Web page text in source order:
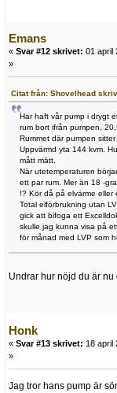
Emans
« Svar #12 skrivet: 01 april
»
Citat från: Shovelhead
Har haft vår pump i drygt
rum bort ifrån pumpen,
Rummet där pumpen
Uppvärmd yta 144 kvm.
mått mätt.
När utetemperaturen
ett par rum. Mer än 18 -
!? Kör då på elvärme eller
Total elförbrukning utan
gick att bifoga ett
skulle jag kunna visa på
för månad med LVP som
Undrar hur nöjd du är
Honk
« Svar #13 skrivet: 18 april
»
Jag tror hans pump är